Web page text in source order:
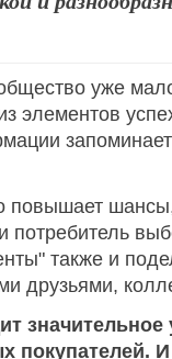
уже
элементов
повышает
потребитель
также и
друзьями,
значительное
покупателей.